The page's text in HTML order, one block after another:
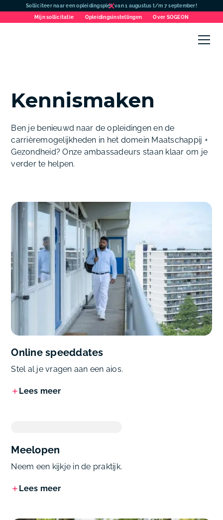
Solliciteer naar een opleidingsplek van 1 augustus t/m 7 september!
Mijn sollicitatie
Opleidingsinstellingen Over SOGEON
Kennismaken
Ben je benieuwd naar de opleidingen en de
carrièremogelijkheden in het domein Maatschappij +
Gezondheid? Onze ambassadeurs staan klaar om je
verder te helpen.
Online speeddates
Stel al je vragen aan een aios.
Lees meer
Meelopen
Neem een kijkje in de praktijk.
Lees meer